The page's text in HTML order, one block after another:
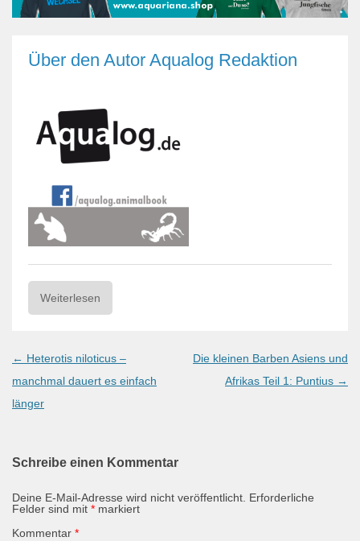
Über den Autor Aqualog Redaktion
Weiterlesen
Post
navigation
← Heterotis niloticus –
manchmal dauert es einfach
länger
Die kleinen Barben Asiens und
Afrikas Teil 1: Puntius →
Schreibe einen Kommentar
Deine E-Mail-Adresse wird nicht veröffentlicht. Erforderliche
Felder sind mit * markiert
Kommentar *